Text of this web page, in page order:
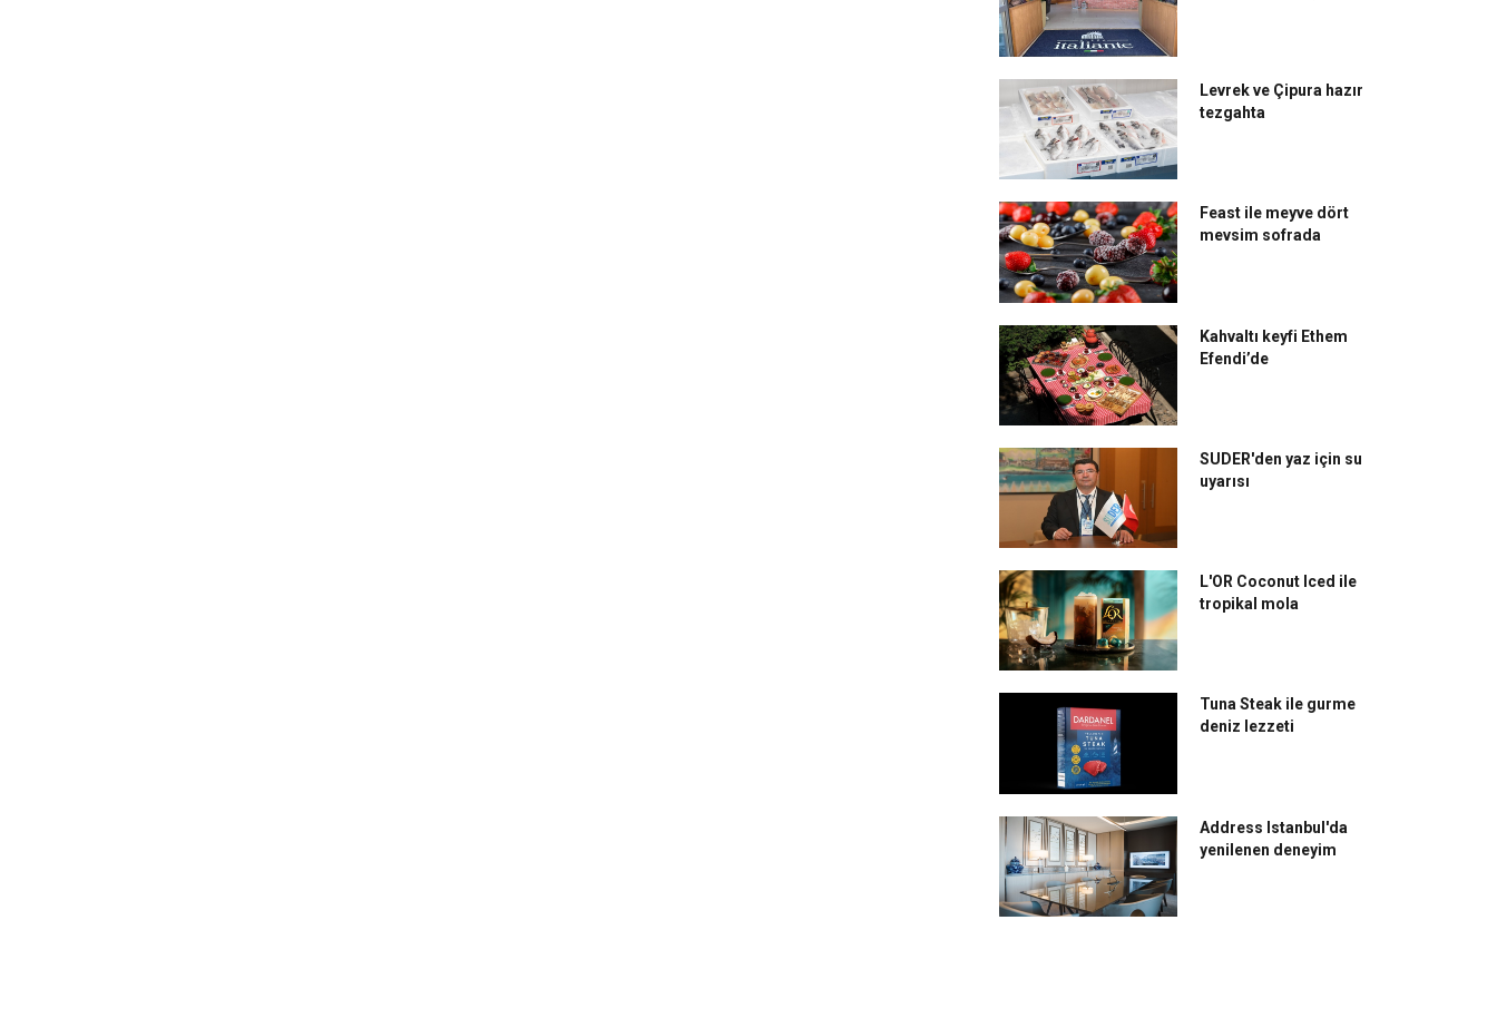
Levrek ve Çipura hazır
tezgahta
Feast ile meyve dört
mevsim sofrada
Kahvaltı keyfi Ethem
Efendi’de
SUDER'den yaz için su
uyarısı
L'OR Coconut Iced ile
tropikal mola
Tuna Steak ile gurme
deniz lezzeti
Address Istanbul'da
yenilenen deneyim